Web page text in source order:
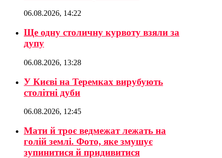
06.08.2026, 14:22
Ще одну столичну курвоту взяли за
дупу
06.08.2026, 13:28
У Києві на Теремках вирубують
столітні дуби
06.08.2026, 12:45
Мати й троє ведмежат лежать на
голій землі. Фото, яке змушує
зупинитися й придивитися